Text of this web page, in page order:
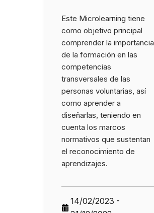
Este Microlearning tiene
como objetivo principal
comprender la importancia
de la formación en las
competencias
transversales de las
personas voluntarias, así
como aprender a
diseñarlas, teniendo en
cuenta los marcos
normativos que sustentan
el reconocimiento de
aprendizajes.
14/02/2023 -